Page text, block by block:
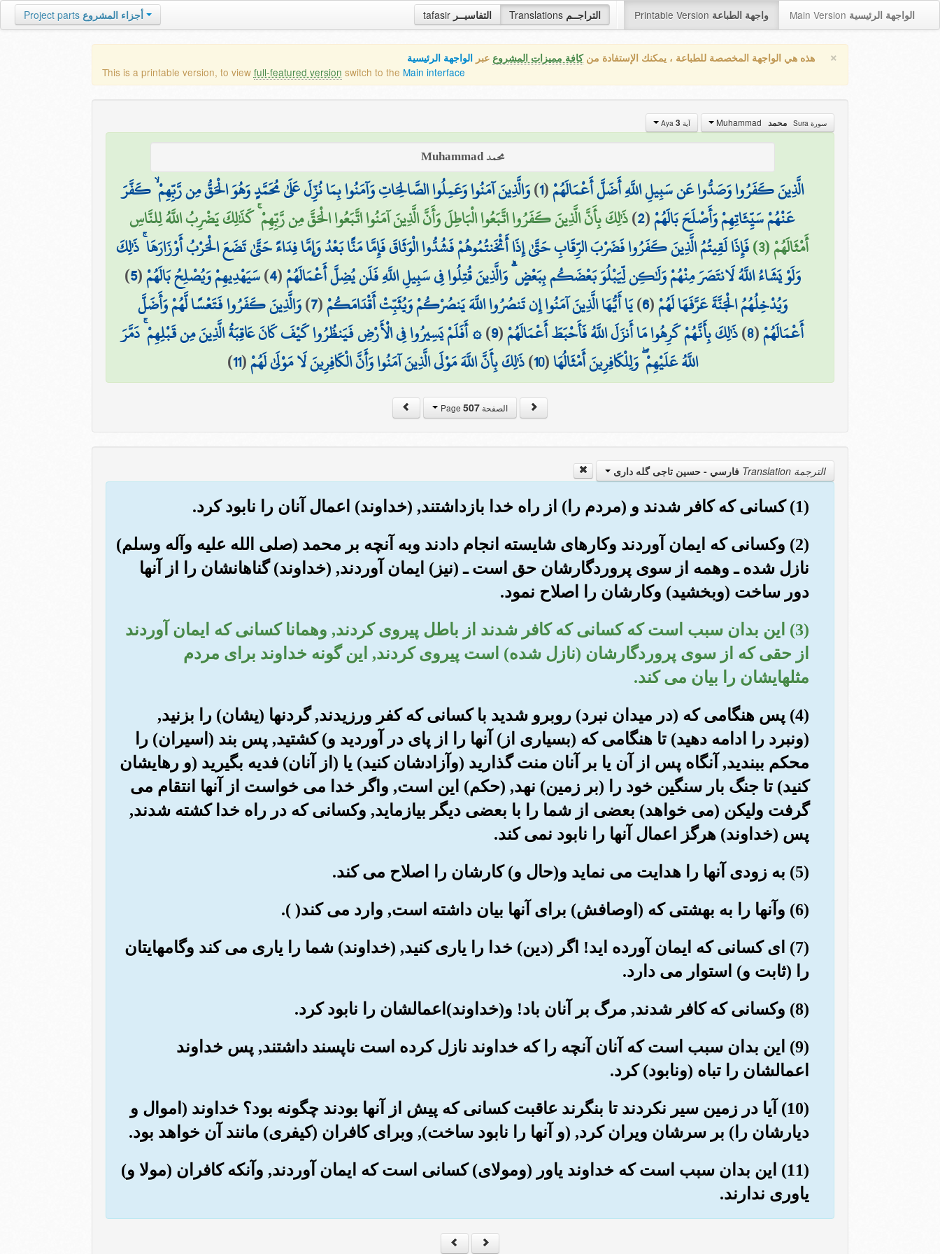
tafasir التفاسيــر Translations التراجــم Printable Version واجهة الطباعة Main Version الواجهة الرئيسية Project parts أجزاء المشروع
× هذه هي الواجهة المخصصة للطباعة ، يمكنك الإستفادة منكافة مميزات المشروع عبر الواجهة الرئيسية
This is a printable version, to view full-featured version switch to the Main interface
سورة Sura محمد آية Aya 3
محمد Muhammad
الَّذِينَ كَفَرُوا وَصَدُّوا عَن سَبِيلِ اللَّهِ أَضَلَّ أَعْمَالَهُمْ(
1
)وَالَّذِينَ آمَنُوا وَعَمِلُوا الصَّالِحَاتِ وَآمَنُوا بِمَا نُزِّلَ عَلَىٰ مُحَمَّدٍ وَهُوَ الْحَقُّ مِن رَّبِّهِمْ ۙ كَفَّرَ
عَنْهُمْ سَيِّئَاتِهِمْ وَأَصْلَحَ بَالَهُمْ(
2
)ذَٰلِكَ بِأَنَّ الَّذِينَ كَفَرُوا اتَّبَعُوا الْبَاطِلَ وَأَنَّ الَّذِينَ آمَنُوا اتَّبَعُوا الْحَقَّ مِن رَّبِّهِمْ ۚ كَذَٰلِكَ يَضْرِبُ اللَّهُ لِلنَّاسِ
أَمْثَالَهُمْ (3) فَإِذَا لَقِيتُمُ الَّذِينَ كَفَرُوا فَضَرْبَ الرِّقَابِ حَتَّىٰ إِذَا أَثْخَنتُمُوهُمْ فَشُدُّوا الْوَثَاقَ فَإِمَّا مَنًّا بَعْدُ وَإِمَّا فِدَاءً حَتَّىٰ تَضَعَ الْحَرْبُ أَوْزَارَهَا ۚ ذَٰلِكَ
وَلَوْ يَشَاءُ اللَّهُ لَانتَصَرَ مِنْهُمْ وَلَٰكِن لِّيَبْلُوَ بَعْضَكُم بِبَعْضٍ ۗ وَالَّذِينَ قُتِلُوا فِي سَبِيلِ اللَّهِ فَلَن يُضِلَّ أَعْمَالَهُمْ(
4
)سَيَهْدِيهِمْ وَيُصْلِحُ بَالَهُمْ(
5
)
وَيُدْخِلُهُمُ الْجَنَّةَ عَرَّفَهَا لَهُمْ(
6
)يَا أَيُّهَا الَّذِينَ آمَنُوا إِن تَنصُرُوا اللَّهَ يَنصُرْكُمْ وَيُثَبِّتْ أَقْدَامَكُمْ(
7
)وَالَّذِينَ كَفَرُوا فَتَعْسًا لَّهُمْ وَأَضَلَّ
أَعْمَالَهُمْ(
8
)ذَٰلِكَ بِأَنَّهُمْ كَرِهُوا مَا أَنزَلَ اللَّهُ فَأَحْبَطَ أَعْمَالَهُمْ(
9
)۞ أَفَلَمْ يَسِيرُوا فِي الْأَرْضِ فَيَنظُرُوا كَيْفَ كَانَ عَاقِبَةُ الَّذِينَ مِن قَبْلِهِمْ ۚ دَمَّرَ
اللَّهُ عَلَيْهِمْ ۖ وَلِلْكَافِرِينَ أَمْثَالُهَا(
10
)ذَٰلِكَ بِأَنَّ اللَّهَ مَوْلَى الَّذِينَ آمَنُوا وَأَنَّ الْكَافِرِينَ لَا مَوْلَىٰ لَهُمْ(
11
)
الصفحة Page507
الترجمة Translation فارسي - حسین تاجی گله داری
(1) کسانی که کافر شدند و (مردم را) از راه خدا بازداشتند, (خداوند) اعمال آنان را نابود کرد.
(2) وکسانی که ایمان آوردند وکارهای شایسته انجام دادند وبه آنچه بر محمد (صلی الله علیه وآله وسلم)
نازل شده ـ وهمه از سوی پروردگارشان حق است ـ (نیز) ایمان آوردند, (خداوند) گناهانشان را از آنها
دور ساخت (وبخشید) وکارشان را اصلاح نمود.
(3) این بدان سبب است که کسانی که کافر شدند از باطل پیروی کردند, وهمانا کسانی که ایمان آوردند
از حقی که از سوی پروردگارشان (نازل شده) است پیروی کردند, این گونه خداوند برای مردم
مثلهایشان را بیان می کند.
(4) پس هنگامی که (در میدان نبرد) روبرو شدید با کسانی که کفر ورزیدند, گردنها (یشان) را بزنید,
(ونبرد را ادامه دهید) تا هنگامی که (بسیاری از) آنها را از پای در آوردید و) کشتید, پس بند (اسیران) را
محکم ببندید, آنگاه پس از آن یا بر آنان منت گذارید (وآزادشان کنید) یا (از آنان) فدیه بگیرید (و رهایشان
کنید) تا جنگ بار سنگین خود را (بر زمین) نهد, (حکم) این است, واگر خدا می خواست از آنها انتقام می
گرفت ولیکن (می خواهد) بعضی از شما را با بعضی دیگر بیازماید, وکسانی که در راه خدا کشته شدند,
پس (خداوند) هرگز اعمال آنها را نابود نمی کند.
(5) به زودی آنها را هدایت می نماید و(حال و) کارشان را اصلاح می کند.
(6) وآنها را به بهشتی که (اوصافش) برای آنها بیان داشته است, وارد می کند( ).
(7) ای کسانی که ایمان آورده اید! اگر (دین) خدا را یاری کنید, (خداوند) شما را یاری می کند وگامهایتان
را (ثابت و) استوار می دارد.
(8) وکسانی که کافر شدند, مرگ بر آنان باد! و(خداوند)اعمالشان را نابود كرد.
(9) این بدان سبب است که آنان آنچه را که خداوند نازل کرده است ناپسند داشتند, پس خداوند
اعمالشان را تباه (ونابود) کرد.
(10) آیا در زمین سیر نکردند تا بنگرند عاقبت کسانی که پیش از آنها بودند چگونه بود؟ خداوند (اموال و
دیارشان را) بر سرشان ویران کرد, (و آنها را نابود ساخت), وبرای کافران (کیفری) مانند آن خواهد بود.
(11) این بدان سبب است که خداوند یاور (ومولای) کسانی است که ایمان آوردند, وآنکه کافران (مولا و)
یاوری ندارند.